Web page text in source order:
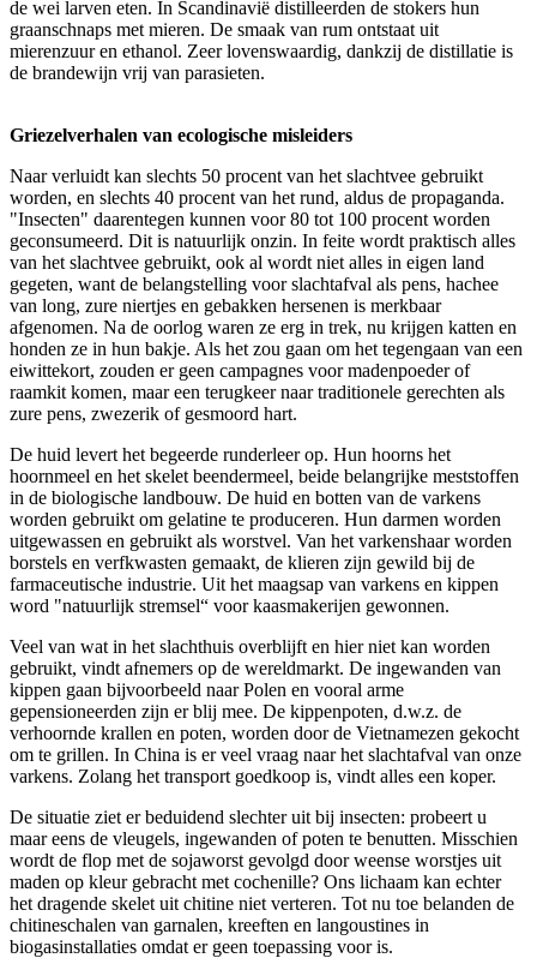
de wei larven eten. In Scandinavië distilleerden de stokers hun
graanschnaps met mieren. De smaak van rum ontstaat uit
mierenzuur en ethanol. Zeer lovenswaardig, dankzij de distillatie is
de brandewijn vrij van parasieten.
Griezelverhalen van ecologische misleiders
Naar verluidt kan slechts 50 procent van het slachtvee gebruikt
worden, en slechts 40 procent van het rund, aldus de propaganda.
"Insecten" daarentegen kunnen voor 80 tot 100 procent worden
geconsumeerd. Dit is natuurlijk onzin. In feite wordt praktisch alles
van het slachtvee gebruikt, ook al wordt niet alles in eigen land
gegeten, want de belangstelling voor slachtafval als pens, hachee
van long, zure niertjes en gebakken hersenen is merkbaar
afgenomen. Na de oorlog waren ze erg in trek, nu krijgen katten en
honden ze in hun bakje. Als het zou gaan om het tegengaan van een
eiwittekort, zouden er geen campagnes voor madenpoeder of
raamkit komen, maar een terugkeer naar traditionele gerechten als
zure pens, zwezerik of gesmoord hart.
De huid levert het begeerde runderleer op. Hun hoorns het
hoornmeel en het skelet beendermeel, beide belangrijke meststoffen
in de biologische landbouw. De huid en botten van de varkens
worden gebruikt om gelatine te produceren. Hun darmen worden
uitgewassen en gebruikt als worstvel. Van het varkenshaar worden
borstels en verfkwasten gemaakt, de klieren zijn gewild bij de
farmaceutische industrie. Uit het maagsap van varkens en kippen
word "natuurlijk stremsel“ voor kaasmakerijen gewonnen.
Veel van wat in het slachthuis overblijft en hier niet kan worden
gebruikt, vindt afnemers op de wereldmarkt. De ingewanden van
kippen gaan bijvoorbeeld naar Polen en vooral arme
gepensioneerden zijn er blij mee. De kippenpoten, d.w.z. de
verhoornde krallen en poten, worden door de Vietnamezen gekocht
om te grillen. In China is er veel vraag naar het slachtafval van onze
varkens. Zolang het transport goedkoop is, vindt alles een koper.
De situatie ziet er beduidend slechter uit bij insecten: probeert u
maar eens de vleugels, ingewanden of poten te benutten. Misschien
wordt de flop met de sojaworst gevolgd door weense worstjes uit
maden op kleur gebracht met cochenille? Ons lichaam kan echter
het dragende skelet uit chitine niet verteren. Tot nu toe belanden de
chitineschalen van garnalen, kreeften en langoustines in
biogasinstallaties omdat er geen toepassing voor is.